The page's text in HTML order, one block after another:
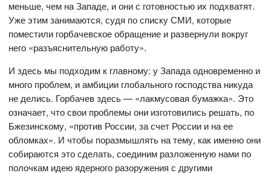
меньше, чем на Западе, и они с готовностью их подхватят.
Уже этим занимаются, судя по списку СМИ, которые
поместили горбачевское обращение и развернули вокруг
него «разъяснительную работу».
И здесь мы подходим к главному: у Запада одновременно и
много проблем, и амбиции глобального господства никуда
не делись. Горбачев здесь — «лакмусовая бумажка». Это
означает, что свои проблемы они изготовились решать, по
Бжезинскому, «против России, за счет России и на ее
обломках». И чтобы поразмышлять на тему, как именно они
собираются это сделать, соединим разложенную нами по
полочкам идею ядерного разоружения с другими